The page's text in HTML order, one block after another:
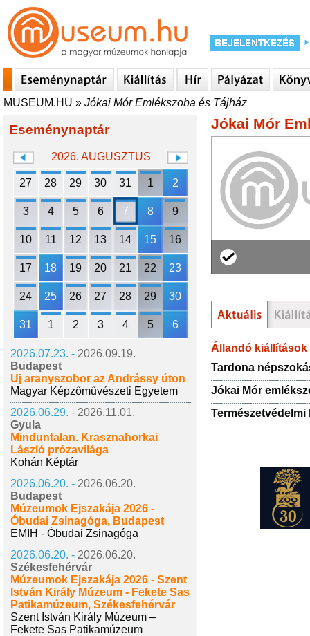
MUSEUM.HU » Jókai Mór Emlékszoba és Tájház
Eseménynaptár
2026. AUGUSZTUS
27 28 29 30 31 1 2
3 4 5 6 7 8 9
10 11 12 13 14 15 16
17 18 19 20 21 22 23
24 25 26 27 28 29 30
31 1 2 3 4 5 6
2026.07.23. - 2026.09.19.
Budapest
Új aranyszobor az Andrássy úton
Magyar Képzőművészeti Egyetem
2026.06.29. - 2026.11.01.
Gyula
Minduntalan. Krasznahorkai
László prózavilága
Kohán Képtár
2026.06.20. - 2026.06.20.
Budapest
Múzeumok Éjszakája 2026 -
Óbudai Zsinagóga, Budapest
EMIH - Óbudai Zsinagóga
2026.06.20. - 2026.06.20.
Székesfehérvár
Múzeumok Éjszakája 2026 - Szent
István Király Múzeum - Fekete Sas
Patikamúzeum, Székesfehérvár
Szent István Király Múzeum –
Fekete Sas Patikamúzeum
Jókai Mór
Állandó kiállítások
Tardona
Jókai Mór
Természetvédelmi